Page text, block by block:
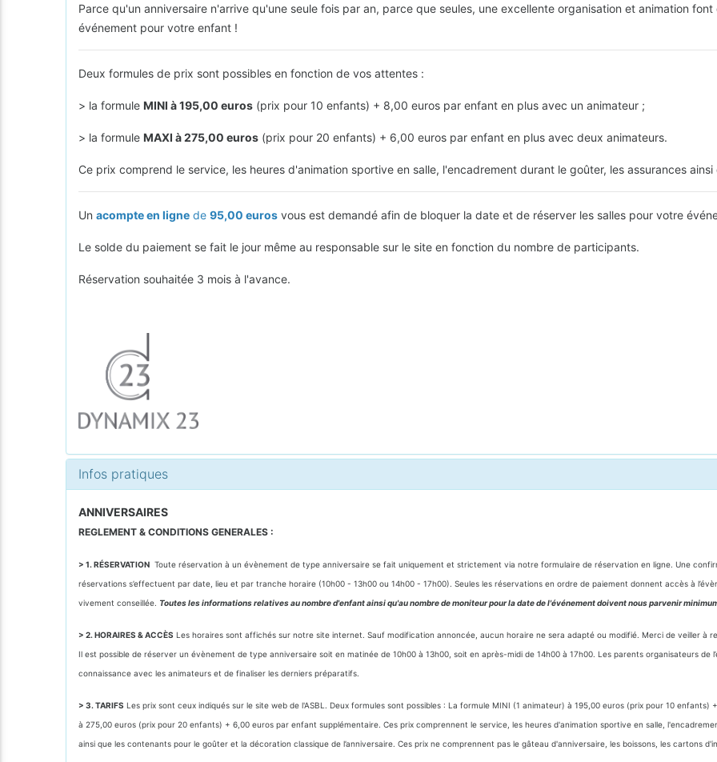
Parce qu'un anniversaire n'arrive qu'une seule fois par an, parce que seules, une excellente organisation et animation
événement pour votre enfant !
Deux formules de prix sont possibles en fonction de vos attentes :
> la formuleMINI à 195,00 euros (prix pour 10 enfants) + 8,00 euros par enfant en plus avec un animateur ;
> la formuleMAXI à 275,00 euros (prix pour 20 enfants) + 6,00 euros par enfant en plus avec deux animateurs.
Ce prix comprend le service, les heures d'animation sportive en salle, l'encadrement durant le goûter, les assurances
Unacompte en ligne de95,00 euros vous est demandé afin de bloquer la date et de réserver les salles pour votre
Le solde du paiement se fait le jour même au responsable sur le site en fonction du nombre de participants.
Réservation souhaitée 3 mois à l'avance.
Infos pratiques
ANNIVERSAIRES
REGLEMENT & CONDITIONS GENERALES :
> 1. RÉSERVATION Toute réservation à un évènement de type anniversaire se fait uniquement et strictement via notre formulaire de réservation en ligne. Une
réservations s’effectuent par date, lieu et par tranche horaire (10h00 - 13h00 ou 14h00 - 17h00). Seules les réservations en ordre de paiement donnent accès à
vivement conseillée. Toutes les informations relatives au nombre d'enfant ainsi qu'au nombre de moniteur pour la date de l'événement doivent nous parvenir
> 2. HORAIRES & ACCÈS Les horaires sont affichés sur notre site internet. Sauf modification annoncée, aucun horaire ne sera adapté ou modifié. Merci de veiller à
Il est possible de réserver un évènement de type anniversaire soit en matinée de 10h00 à 13h00, soit en après-midi de 14h00 à 17h00. Les parents organisateurs de
connaissance avec les animateurs et de finaliser les derniers préparatifs.
> 3. TARIFS Les prix sont ceux indiqués sur le site web de l'ASBL. Deux formules sont possibles : La formule MINI (1 animateur) à 195,00 euros (prix pour 10
à 275,00 euros (prix pour 20 enfants) + 6,00 euros par enfant supplémentaire. Ces prix comprennent le service, les heures d'animation sportive en salle,
ainsi que les contenants pour le goûter et la décoration classique de l’anniversaire. Ces prix ne comprennent pas le gâteau d'anniversaire, les boissons, les cartons